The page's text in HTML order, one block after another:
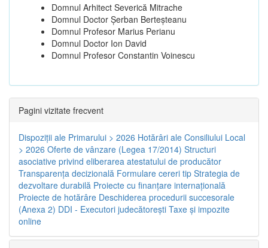
Domnul Arhitect Severică Mitrache
Domnul Doctor Șerban Berteșteanu
Domnul Profesor Marius Perianu
Domnul Doctor Ion David
Domnul Profesor Constantin Voinescu
Pagini vizitate frecvent
Dispoziţii ale Primarului > 2026 Hotărâri ale Consiliului Local
> 2026 Oferte de vânzare (Legea 17/2014) Structuri
asociative privind eliberarea atestatului de producător
Transparenţa decizională Formulare cereri tip Strategia de
dezvoltare durabilă Proiecte cu finanţare internaţională
Proiecte de hotărâre Deschiderea procedurii succesorale
(Anexa 2) DDI - Executori judecătorești Taxe şi impozite
online